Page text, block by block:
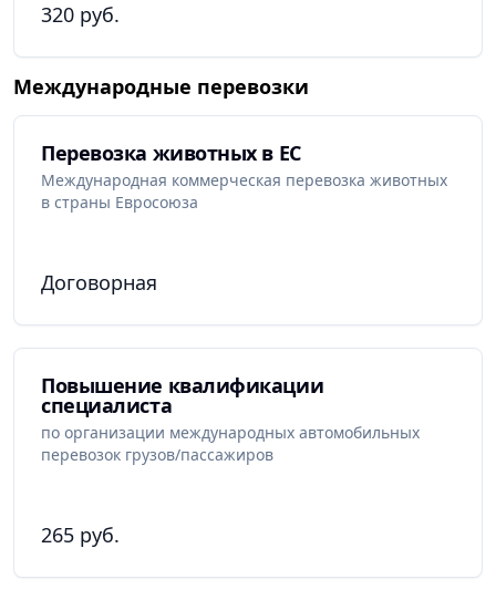
320 руб.
Международные перевозки
Перевозка животных в ЕС
Международная коммерческая перевозка животных
в страны Евросоюза
Договорная
Повышение квалификации
специалиста
по организации международных автомобильных
перевозок грузов/пассажиров
265 руб.